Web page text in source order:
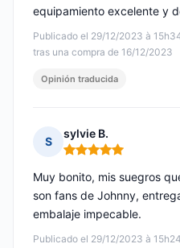
Publicado el 29/12/2023 à
tras una compra de 16/12/2023
equipamiento excelente y
Opinión traducida
S
sylvie B.
Nota: 5 de 5
Publicado el 29/12/2023 à 15h24
Muy bonito, mis suegros
son fans de Johnny,
embalaje impecable.